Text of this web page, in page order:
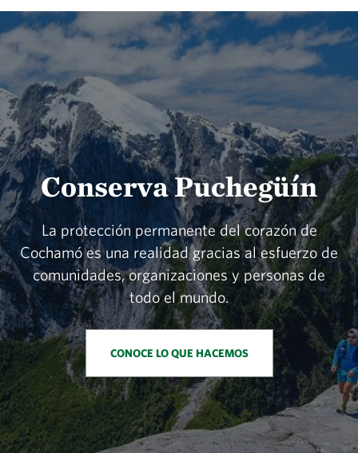
Conserva Puchegüín
La protección permanente del corazón de
Cochamó es una realidad gracias al esfuerzo de
comunidades, organizaciones y personas de
todo el mundo.
CONOCE LO QUE HACEMOS